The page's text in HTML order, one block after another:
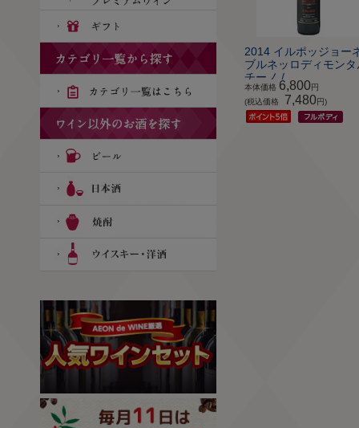
2014 イルポッジョー
ブルネッロディモンタ
チーノ /...
本体価格 6,800円
(税込価格
7,480円)